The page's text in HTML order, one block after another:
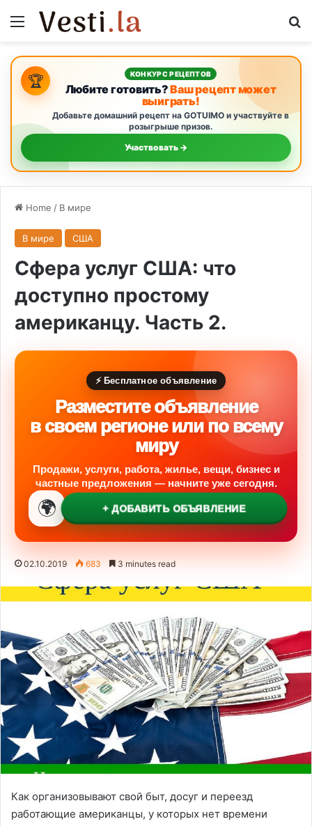
Menu
🏆 КОНКУРС РЕЦЕПТОВ
Любите готовить?Ваш рецепт может
выиграть!
Добавьте домашний рецепт на GOTUIMO и участвуйте в
розыгрыше призов.
Участвовать →
Home / В мире
В мире США
Сфера услуг США: что
доступно простому
американцу. Часть 2.
⚡ Бесплатное объявление
Разместите объявление
в своем регионе или по всему
миру
Продажи, услуги, работа, жилье, вещи, бизнес и
частные предложения — начните уже сегодня.
🌍 + ДОБАВИТЬ ОБЪЯВЛЕНИЕ
02.10.2019 683 3 minutes read
Как организовывают свой быт, досуг и переезд
работающие американцы, у которых нет времени